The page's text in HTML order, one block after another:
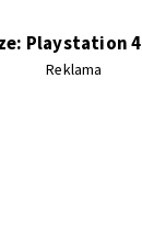
Playstation 4
Reklama